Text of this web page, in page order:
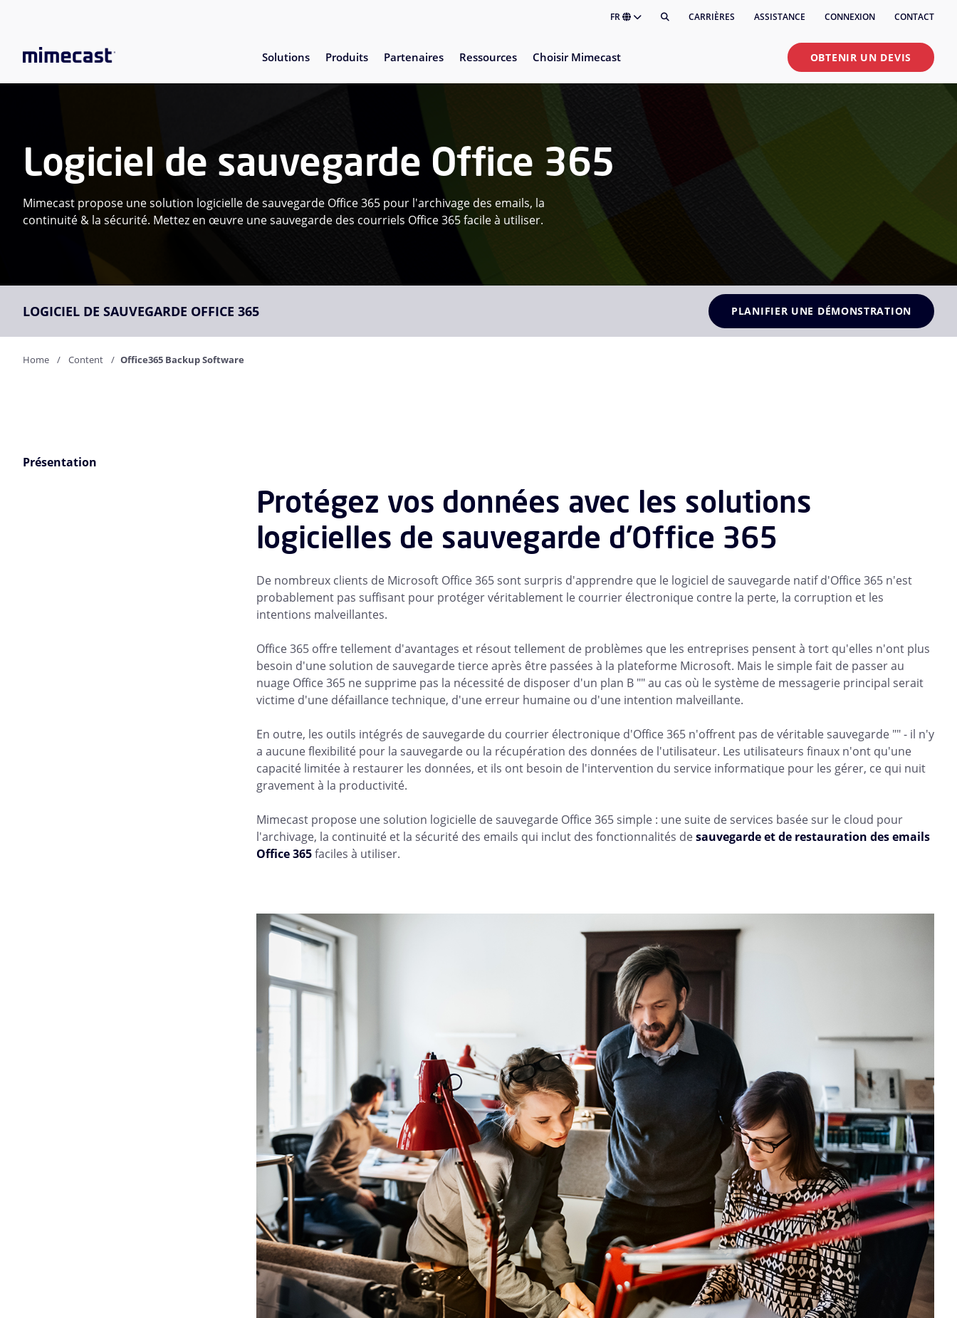
FR CARRIÈRES ASSISTANCE CONNEXION CONTACT
Solutions Produits Partenaires Ressources Choisir Mimecast OBTENIR UN DEVIS
Logiciel de sauvegarde Office 365
Mimecast propose une solution logicielle de sauvegarde Office 365 pour l'archivage des emails, la
continuité & la sécurité. Mettez en œuvre une sauvegarde des courriels Office 365 facile à utiliser.
LOGICIEL DE SAUVEGARDE OFFICE 365 PLANIFIER UNE DÉMONSTRATION
Home Content Office365 Backup Software
Présentation
Protégez vos données avec les solutions
logicielles de sauvegarde d'Office 365
De nombreux clients de Microsoft Office 365 sont surpris d'apprendre que le logiciel de sauvegarde natif d'Office 365 n'est
probablement pas suffisant pour protéger véritablement le courrier électronique contre la perte, la corruption et les
intentions malveillantes.
Office 365 offre tellement d'avantages et résout tellement de problèmes que les entreprises pensent à tort qu'elles n'ont plus
besoin d'une solution de sauvegarde tierce après être passées à la plateforme Microsoft. Mais le simple fait de passer au
nuage Office 365 ne supprime pas la nécessité de disposer d'un plan B "" au cas où le système de messagerie principal serait
victime d'une défaillance technique, d'une erreur humaine ou d'une intention malveillante.
En outre, les outils intégrés de sauvegarde du courrier électronique d'Office 365 n'offrent pas de véritable sauvegarde "" - il n'y
a aucune flexibilité pour la sauvegarde ou la récupération des données de l'utilisateur. Les utilisateurs finaux n'ont qu'une
capacité limitée à restaurer les données, et ils ont besoin de l'intervention du service informatique pour les gérer, ce qui nuit
gravement à la productivité.
Mimecast propose une solution logicielle de sauvegarde Office 365 simple : une suite de services basée sur le cloud pour
l'archivage, la continuité et la sécurité des emails qui inclut des fonctionnalités desauvegarde et de restauration des emails
Office 365faciles à utiliser.